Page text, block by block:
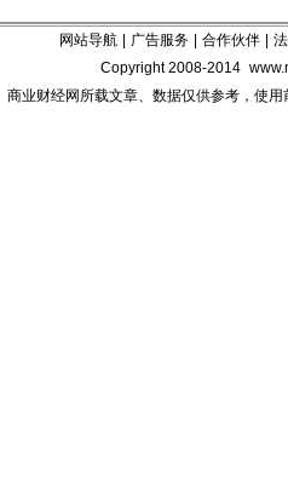
网站导航 广告服务 合作伙伴
Copyright 2008-2014
商业财经网所载文章、数据仅供参考，使